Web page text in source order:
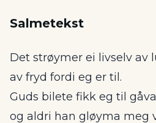
Salmetekst
Det strøymer ei livselv av
av fryd fordi eg er til.
Guds bilete fikk eg til
og aldri han gløyma meg